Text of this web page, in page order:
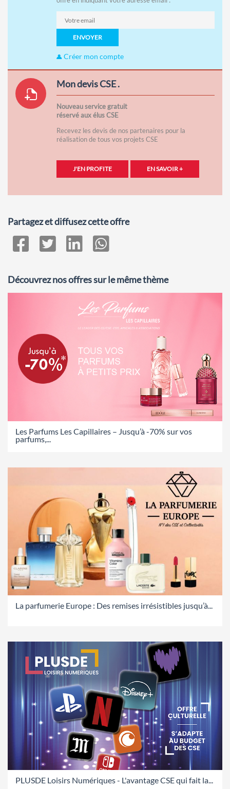
ENVOYER
Créer mon compte
Mon devis CSE .
Nouveau service gratuit
réservé aux élus CSE
Recevez les devis de nos partenaires pour la
réalisation de tous vos projets CSE
J'EN PROFITE EN SAVOIR +
Partagez et diffusez cette offre
Découvrez nos offres sur le même thème
Les Parfums Les Capillaires – Jusqu’à -70% sur vos
parfums,...
La parfumerie Europe : Des remises irrésistibles jusqu’à...
PLUSDE Loisirs Numériques - L'avantage CSE qui fait la...